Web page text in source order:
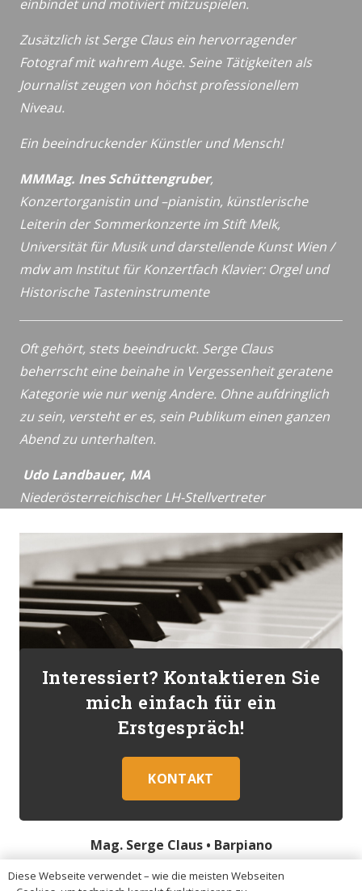
einbindet und motiviert mitzuspielen.
Zusätzlich ist Serge Claus ein hervorragender
Fotograf mit wahrem Auge. Seine Tätigkeiten als
Journalist zeugen von höchst professionellem
Niveau.
Ein beeindruckender Künstler und Mensch!
MMMag. Ines Schüttengruber,
Konzertorganistin und –pianistin, künstlerische
Leiterin der Sommerkonzerte im Stift Melk,
Universität für Musik und darstellende Kunst Wien /
mdwam Institut für Konzertfach Klavier: Orgel und
Historische Tasteninstrumente
Oft gehört, stets beeindruckt. Serge Claus
beherrscht eine beinahe in Vergessenheit geratene
Kategorie wie nur wenig Andere. Ohne aufdringlich
zu sein, versteht er es, sein Publikum einen ganzen
Abend zu unterhalten.
Udo Landbauer, MA
Niederösterreichischer LH-Stellvertreter
Interessiert? Kontaktieren Sie
mich einfach für ein
Erstgespräch!
KONTAKT
Mag. Serge Claus • Barpiano
Diese Webseite verwendet – wie die meisten Webseiten